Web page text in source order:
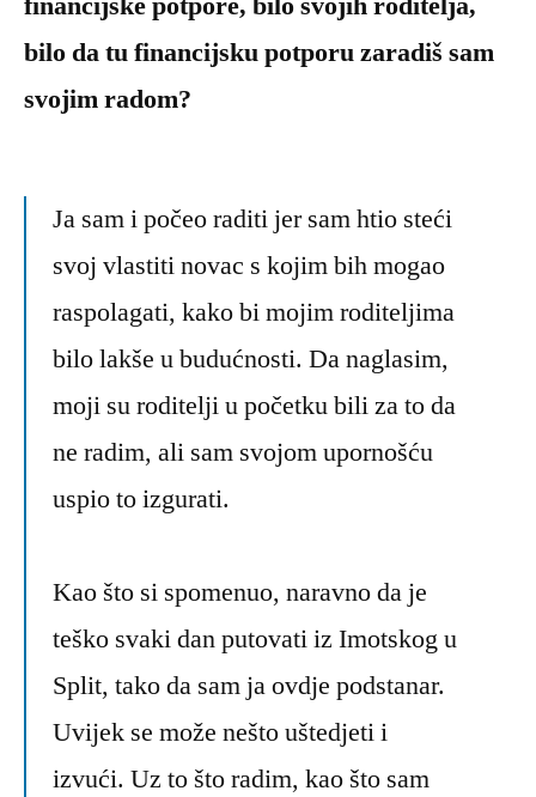
bilo da tu financijsku potporu zaradiš sam
svojim radom?
Ja sam i počeo raditi jer sam htio steći
svoj vlastiti novac s kojim bih mogao
raspolagati, kako bi mojim roditeljima
bilo lakše u budućnosti. Da naglasim,
moji su roditelji u početku bili za to da
ne radim, ali sam svojom upornošću
uspio to izgurati.
Kao što si spomenuo, naravno da je
teško svaki dan putovati iz Imotskog u
Split, tako da sam ja ovdje podstanar.
Uvijek se može nešto uštedjeti i
izvući. Uz to što radim, kao što sam